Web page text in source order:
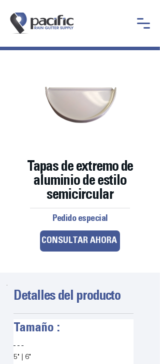
Tapas de extremo de
aluminio de estilo
semicircular
Pedido especial
CONSULTAR AHORA
Detalles del producto
Tamaño :
5" | 6"